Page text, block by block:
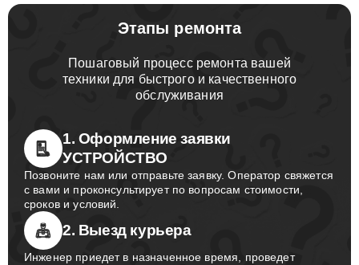
Этапы ремонта
Пошаговый процесс ремонта вашей
техники для быстрого и качественного
обслуживания
1. Оформление заявки
УСТРОЙСТВО
Позвоните нам или отправьте заявку. Оператор свяжется
с вами и проконсультирует по вопросам стоимости,
сроков и условий.
2. Выезд курьера
Инженер приедет в назначенное время, проведет